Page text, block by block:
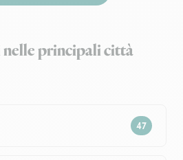
principali città